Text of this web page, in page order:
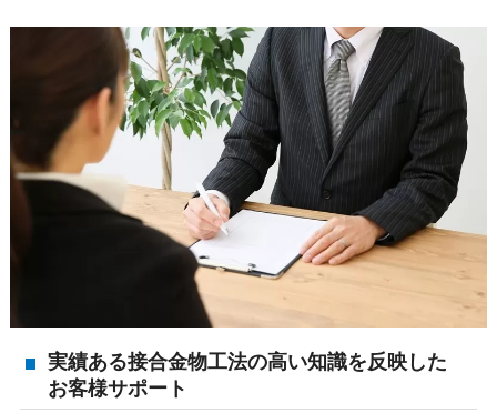
実績ある接合金物工法の高い知識を反映した
お客様サポート